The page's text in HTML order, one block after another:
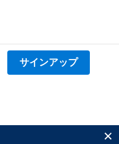
サインアップ